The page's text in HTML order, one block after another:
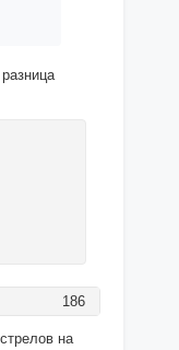
186
на